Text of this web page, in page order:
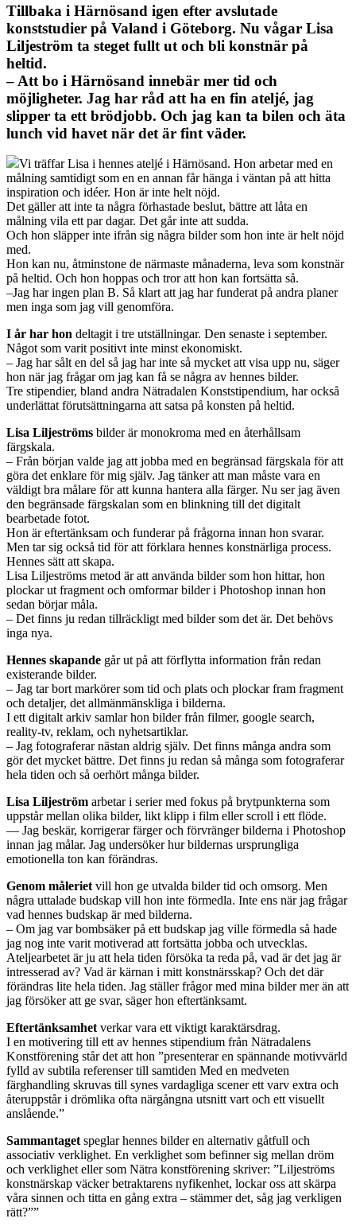
Tillbaka i Härnösand igen efter avslutade
konststudier på Valand i Göteborg. Nu vågar Lisa
Liljeström ta steget fullt ut och bli konstnär på
heltid.
– Att bo i Härnösand innebär mer tid och
möjligheter. Jag har råd att ha en fin ateljé, jag
slipper ta ett brödjobb. Och jag kan ta bilen och äta
lunch vid havet när det är fint väder.
Vi träffar Lisa i hennes ateljé i Härnösand. Hon arbetar med en
målning samtidigt som en en annan får hänga i väntan på att hitta
inspiration och idéer. Hon är inte helt nöjd.
Det gäller att inte ta några förhastade beslut, bättre att låta en
målning vila ett par dagar. Det går inte att sudda.
Och hon släpper inte ifrån sig några bilder som hon inte är helt nöjd
med.
Hon kan nu, åtminstone de närmaste månaderna, leva som konstnär
på heltid. Och hon hoppas och tror att hon kan fortsätta så.
–Jag har ingen plan B. Så klart att jag har funderat på andra planer
men inga som jag vill genomföra.
I år har hon deltagit i tre utställningar. Den senaste i september.
Något som varit positivt inte minst ekonomiskt.
– Jag har sålt en del så jag har inte så mycket att visa upp nu, säger
hon när jag frågar om jag kan få se några av hennes bilder.
Tre stipendier, bland andra Nätradalen Konststipendium, har också
underlättat förutsättningarna att satsa på konsten på heltid.
Lisa Liljeströms bilder är monokroma med en återhållsam
färgskala.
– Från början valde jag att jobba med en begränsad färgskala för att
göra det enklare för mig själv. Jag tänker att man måste vara en
väldigt bra målare för att kunna hantera alla färger. Nu ser jag även
den begränsade färgskalan som en blinkning till det digitalt
bearbetade fotot.
Hon är eftertänksam och funderar på frågorna innan hon svarar.
Men tar sig också tid för att förklara hennes konstnärliga process.
Hennes sätt att skapa.
Lisa Liljeströms metod är att använda bilder som hon hittar, hon
plockar ut fragment och omformar bilder i Photoshop innan hon
sedan börjar måla.
– Det finns ju redan tillräckligt med bilder som det är. Det behövs
inga nya.
Hennes skapande går ut på att förflytta information från redan
existerande bilder.
– Jag tar bort markörer som tid och plats och plockar fram fragment
och detaljer, det allmänmänskliga i bilderna.
I ett digitalt arkiv samlar hon bilder från filmer, google search,
reality-tv, reklam, och nyhetsartiklar.
– Jag fotograferar nästan aldrig själv. Det finns många andra som
gör det mycket bättre. Det finns ju redan så många som fotograferar
hela tiden och så oerhört många bilder.
Lisa Liljeström arbetar i serier med fokus på brytpunkterna som
uppstår mellan olika bilder, likt klipp i film eller scroll i ett flöde.
— Jag beskär, korrigerar färger och förvränger bilderna i Photoshop
innan jag målar. Jag undersöker hur bildernas ursprungliga
emotionella ton kan förändras.
Genom måleriet vill hon ge utvalda bilder tid och omsorg. Men
några uttalade budskap vill hon inte förmedla. Inte ens när jag frågar
vad hennes budskap är med bilderna.
– Om jag var bombsäker på ett budskap jag ville förmedla så hade
jag nog inte varit motiverad att fortsätta jobba och utvecklas.
Ateljearbetet är ju att hela tiden försöka ta reda på, vad är det jag är
intresserad av? Vad är kärnan i mitt konstnärsskap? Och det där
förändras lite hela tiden. Jag ställer frågor med mina bilder mer än att
jag försöker att ge svar, säger hon eftertänksamt.
Eftertänksamhet verkar vara ett viktigt karaktärsdrag.
I en motivering till ett av hennes stipendium från Nätradalens
Konstförening står det att hon ”presenterar en spännande motivvärld
fylld av subtila referenser till samtiden Med en medveten
färghandling skruvas till synes vardagliga scener ett varv extra och
återuppstår i drömlika ofta närgångna utsnitt vart och ett visuellt
anslående.”
Sammantaget speglar hennes bilder en alternativ gåtfull och
associativ verklighet. En verklighet som befinner sig mellan dröm
och verklighet eller som Nätra konstförening skriver: ”Liljeströms
konstnärskap väcker betraktarens nyfikenhet, lockar oss att skärpa
våra sinnen och titta en gång extra – stämmer det, såg jag verkligen
rätt?””